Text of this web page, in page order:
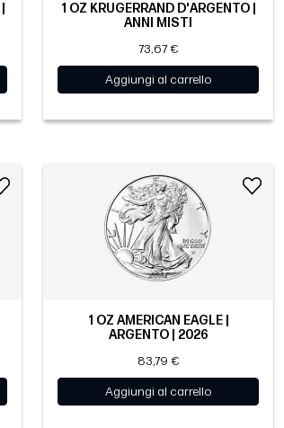
1 OZ KRUGERRAND D'ARGENTO |
ANNI MISTI
73,67 €
Aggiungi al carrello
1 OZ AMERICAN EAGLE |
ARGENTO | 2026
83,79 €
Aggiungi al carrello